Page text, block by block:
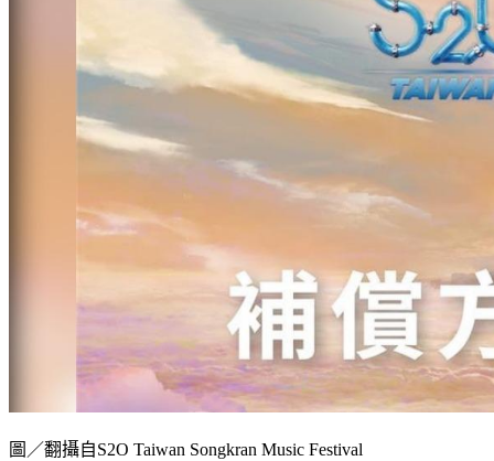
圖／翻攝自S2O Taiwan Songkran Music Festival